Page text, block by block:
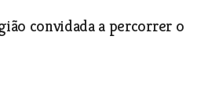
convidada a percorrer o